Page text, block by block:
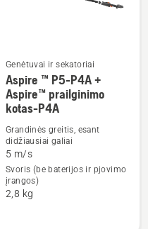
Žiūrėti
daugiau
detalių
apie
Aspire
P5-
Genėtuvai ir sekatoriai
Aspire ™ P5-P4A +
Aspire™ prailginimo
kotas-P4A
Grandinės greitis, esant
didžiausiai galiai
5 m/s
Svoris (be baterijos ir pjovimo
įrangos)
2,8 kg